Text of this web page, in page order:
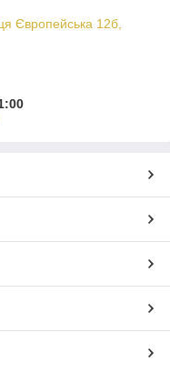
Європейська 12б,